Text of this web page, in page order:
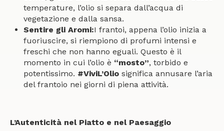
temperature, l’olio si separa dall’acqua di
vegetazione e dalla sansa.
Sentire gli Aromi:I frantoi, appena l’olio inizia a
fuoriuscire, si riempiono di profumi intensi e
freschi che non hanno eguali. Questo è il
momento in cui l’olio è “mosto”, torbido e
potentissimo. #ViviL’Olio significa annusare l’aria
del frantoio nei giorni di piena attività.
L’Autenticità nel Piatto e nel Paesaggio